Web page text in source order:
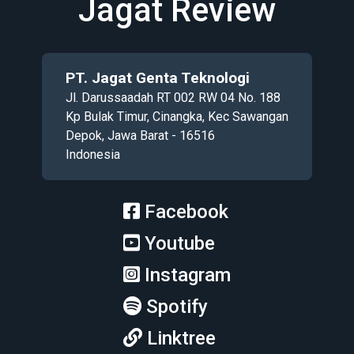
Jagat Review
PT. Jagat Genta Teknologi
Jl. Darussaadah RT 002 RW 04 No. 188
Kp Bulak Timur, Cinangka, Kec Sawangan
Depok, Jawa Barat - 16516
Indonesia
Facebook
Youtube
Instagram
Spotify
Linktree